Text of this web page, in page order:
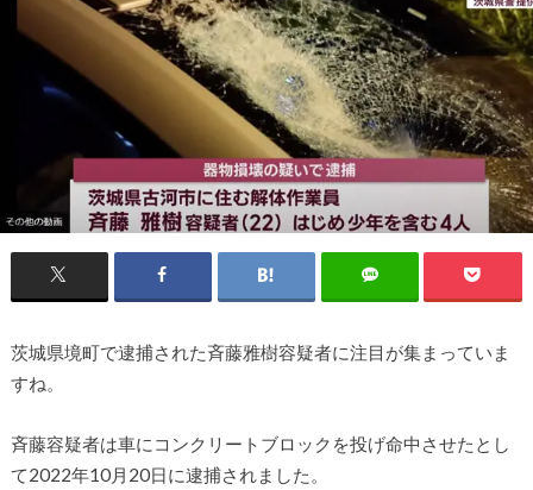
茨城県境町で逮捕された斉藤雅樹容疑者に注目が集まっていま
すね。
斉藤容疑者は車にコンクリートブロックを投げ命中させたとし
て2022年10月20日に逮捕されました。